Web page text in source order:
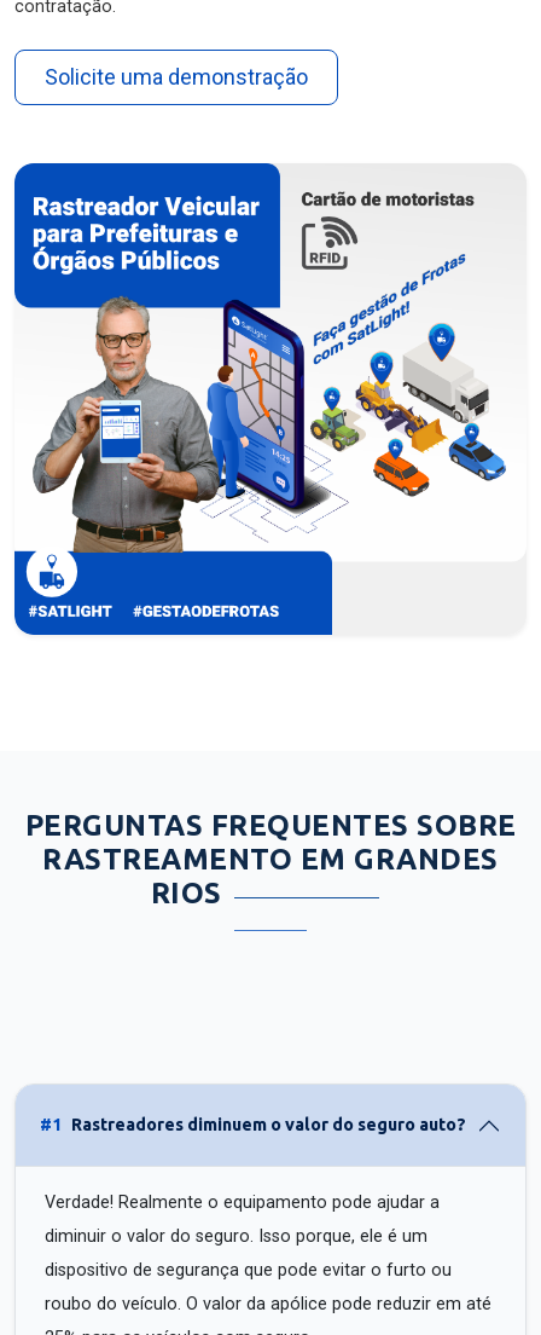
contratação.
Solicite uma demonstração
PERGUNTAS FREQUENTES SOBRE
RASTREAMENTO EM GRANDES
RIOS
#1 Rastreadores diminuem o valor do seguro auto?
Verdade! Realmente o equipamento pode ajudar a
diminuir o valor do seguro. Isso porque, ele é um
dispositivo de segurança que pode evitar o furto ou
roubo do veículo. O valor da apólice pode reduzir em até